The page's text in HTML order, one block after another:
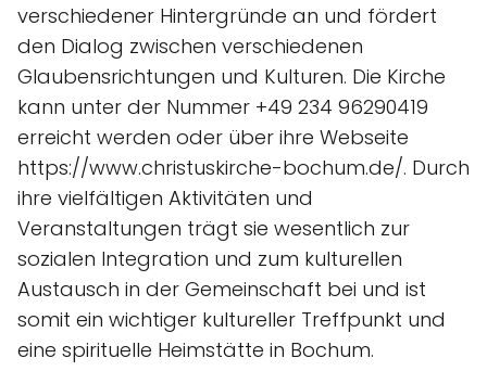
verschiedener Hintergründe an und fördert
den Dialog zwischen verschiedenen
Glaubensrichtungen und Kulturen. Die Kirche
kann unter der Nummer +49 234 96290419
erreicht werden oder über ihre Webseite
https://www.christuskirche-bochum.de/. Durch
ihre vielfältigen Aktivitäten und
Veranstaltungen trägt sie wesentlich zur
sozialen Integration und zum kulturellen
Austausch in der Gemeinschaft bei und ist
somit ein wichtiger kultureller Treffpunkt und
eine spirituelle Heimstätte in Bochum.